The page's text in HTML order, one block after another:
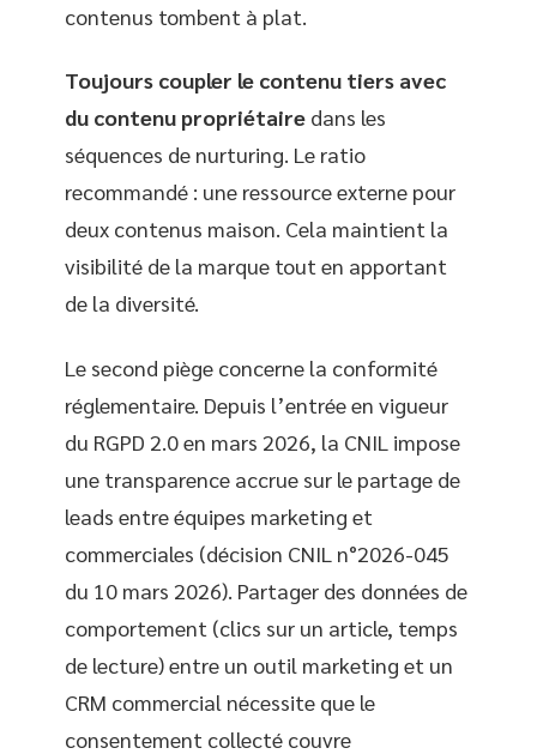
contenus tombent à plat.
Toujours coupler le contenu tiers avec
du contenu propriétaire dans les
séquences de nurturing. Le ratio
recommandé : une ressource externe pour
deux contenus maison. Cela maintient la
visibilité de la marque tout en apportant
de la diversité.
Le second piège concerne la conformité
réglementaire. Depuis l’entrée en vigueur
du RGPD 2.0 en mars 2026, la CNIL impose
une transparence accrue sur le partage de
leads entre équipes marketing et
commerciales (décision CNIL n°2026-045
du 10 mars 2026). Partager des données de
comportement (clics sur un article, temps
de lecture) entre un outil marketing et un
CRM commercial nécessite que le
consentement collecté couvre